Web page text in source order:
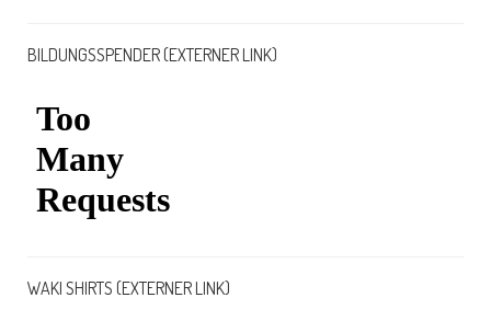
BILDUNGSSPENDER (EXTERNER LINK)
WAKI SHIRTS (EXTERNER LINK)